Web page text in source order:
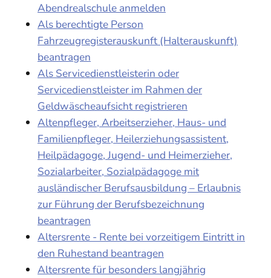
Abendrealschule anmelden
Als berechtigte Person
Fahrzeugregisterauskunft (Halterauskunft)
beantragen
Als Servicedienstleisterin oder
Servicedienstleister im Rahmen der
Geldwäscheaufsicht registrieren
Altenpfleger, Arbeitserzieher, Haus- und
Familienpfleger, Heilerziehungsassistent,
Heilpädagoge, Jugend- und Heimerzieher,
Sozialarbeiter, Sozialpädagoge mit
ausländischer Berufsausbildung – Erlaubnis
zur Führung der Berufsbezeichnung
beantragen
Altersrente - Rente bei vorzeitigem Eintritt in
den Ruhestand beantragen
Altersrente für besonders langjährig